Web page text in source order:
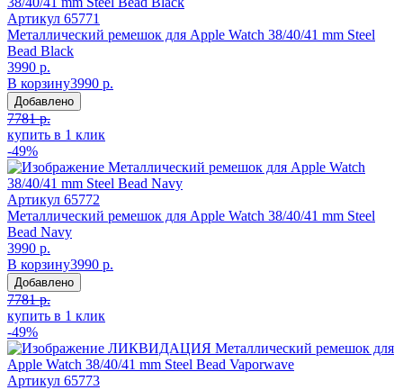
Артикул 65771
Металлический ремешок для Apple Watch 38/40/41 mm Steel
Bead Black
3990 р.
В корзину3990 р.
Добавлено
7781 р.
купить в 1 клик
-49%
Артикул 65772
Металлический ремешок для Apple Watch 38/40/41 mm Steel
Bead Navy
3990 р.
В корзину3990 р.
Добавлено
7781 р.
купить в 1 клик
-49%
Артикул 65773